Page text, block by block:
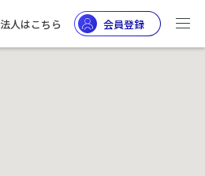
法人はこちら 会員登録